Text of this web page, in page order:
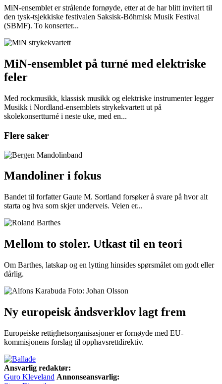
MiN-ensemblet er strålende fornøyde, etter at de har blitt invitert til
den tysk-tsjekkiske festivalen Saksisk-Böhmisk Musik Festival
(SBMF). To konserter...
MiN-ensemblet på turné med elektriske
feler
Med rockmusikk, klassisk musikk og elektriske instrumenter legger
Musikk i Nordland-ensemblets strykekvartett ut på
skolekonsertturné i neste uke, med en...
Flere saker
Mandoliner i fokus
Bandet til forfatter Gaute M. Sortland forsøker å svare på hvor alt
starta og hva som skjer underveis. Veien er...
Mellom to stoler. Utkast til en teori
Om Barthes, latskap og en lytting hinsides spørsmålet om godt eller
dårlig.
Ny europeisk åndsverklov lagt frem
Europeiske rettighetsorganisasjoner er fornøyde med EU-
kommisjonens forslag til opphavsrettdirektiv.
Ansvarlig redaktør:
Guro Kleveland Annonseansvarlig: